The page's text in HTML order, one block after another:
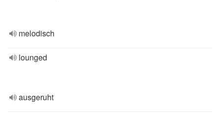
melodisch
lounged
ausgeruht